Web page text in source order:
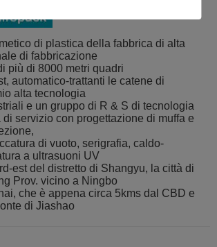
di plastica della fabbrica di alta
di fabbricazione
più di 8000 metri quadri
automatico-trattanti le catene di
alta tecnologia
e un gruppo di R & S di tecnologia
di servizio con progettazione di muffa e
di vuoto, serigrafia, caldo-
a ultrasuoni UV
est del distretto di Shangyu, la città di
Prov. vicino a Ningbo
che è appena circa 5kms dal CBD e
di Jiashao